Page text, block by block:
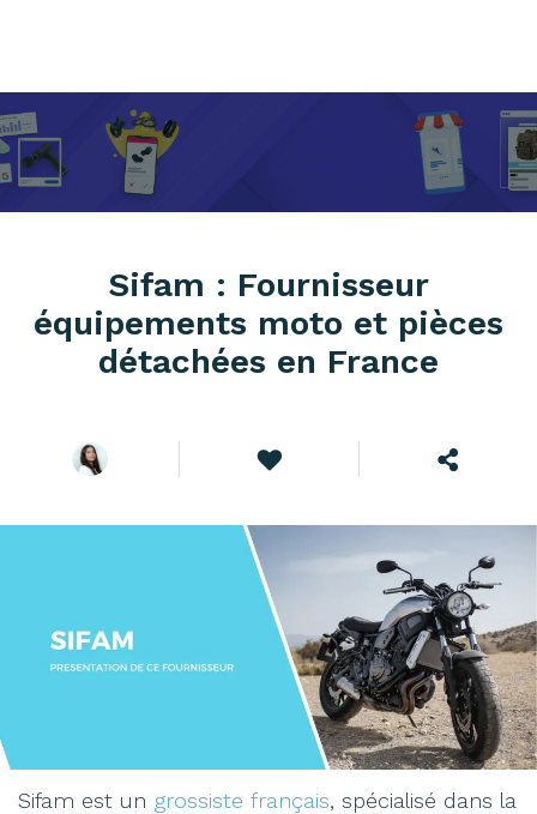
Sifam : Fournisseur
équipements moto et pièces
détachées en France
Sifam est un grossiste français, spécialisé dans la